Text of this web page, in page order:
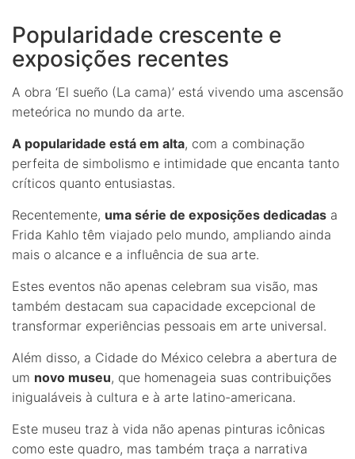
Popularidade crescente e
exposições recentes
A obra ‘El sueño (La cama)’ está vivendo uma ascensão
meteórica no mundo da arte.
A popularidade está em alta, com a combinação
perfeita de simbolismo e intimidade que encanta tanto
críticos quanto entusiastas.
Recentemente, uma série de exposições dedicadas a
Frida Kahlo têm viajado pelo mundo, ampliando ainda
mais o alcance e a influência de sua arte.
Estes eventos não apenas celebram sua visão, mas
também destacam sua capacidade excepcional de
transformar experiências pessoais em arte universal.
Além disso, a Cidade do México celebra a abertura de
um novo museu, que homenageia suas contribuições
inigualáveis à cultura e à arte latino-americana.
Este museu traz à vida não apenas pinturas icônicas
como este quadro, mas também traça a narrativa